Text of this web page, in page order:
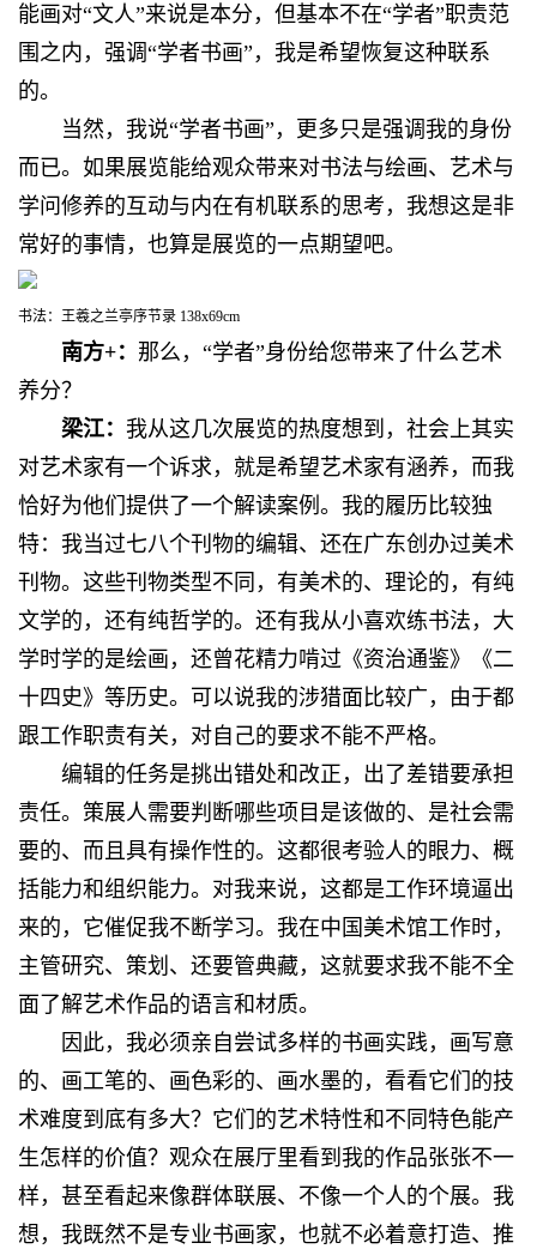
能画对“文人”来说是本分，但基本不在“学者”职责范
围之内，强调“学者书画”，我是希望恢复这种联系
的。
当然，我说“学者书画”，更多只是强调我的身份
而已。如果展览能给观众带来对书法与绘画、艺术与
学问修养的互动与内在有机联系的思考，我想这是非
常好的事情，也算是展览的一点期望吧。
书法：王羲之兰亭序节录 138x69cm
南方+： 那么，“学者”身份给您带来了什么艺术
养分？
梁江： 我从这几次展览的热度想到，社会上其实
对艺术家有一个诉求，就是希望艺术家有涵养，而我
恰好为他们提供了一个解读案例。我的履历比较独
特：我当过七八个刊物的编辑、还在广东创办过美术
刊物。这些刊物类型不同，有美术的、理论的，有纯
文学的，还有纯哲学的。还有我从小喜欢练书法，大
学时学的是绘画，还曾花精力啃过《资治通鉴》《二
十四史》等历史。可以说我的涉猎面比较广，由于都
跟工作职责有关，对自己的要求不能不严格。
编辑的任务是挑出错处和改正，出了差错要承担
责任。策展人需要判断哪些项目是该做的、是社会需
要的、而且具有操作性的。这都很考验人的眼力、概
括能力和组织能力。对我来说，这都是工作环境逼出
来的，它催促我不断学习。我在中国美术馆工作时，
主管研究、策划、还要管典藏，这就要求我不能不全
面了解艺术作品的语言和材质。
因此，我必须亲自尝试多样的书画实践，画写意
的、画工笔的、画色彩的、画水墨的，看看它们的技
术难度到底有多大？它们的艺术特性和不同特色能产
生怎样的价值？观众在展厅里看到我的作品张张不一
样，甚至看起来像群体联展、不像一个人的个展。我
想，我既然不是专业书画家，也就不必着意打造、推